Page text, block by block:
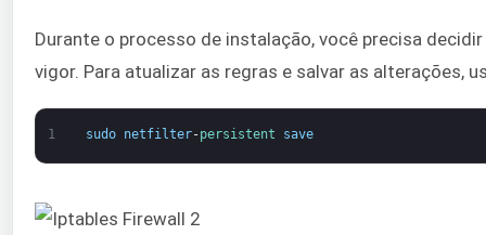
Durante o processo de instalação, você precisa
vigor. Para atualizar as regras e salvar as alterações,
1 sudo netfilter-persistent save